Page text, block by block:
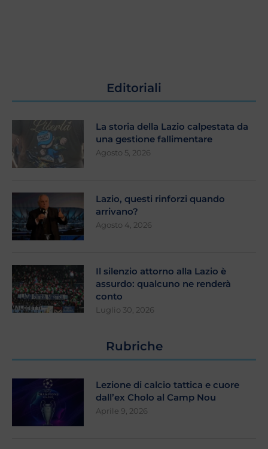
Editoriali
La storia della Lazio calpestata da
una gestione fallimentare
Agosto 5, 2026
Lazio, questi rinforzi quando
arrivano?
Agosto 4, 2026
Il silenzio attorno alla Lazio è
assurdo: qualcuno ne renderà
conto
Luglio 30, 2026
Rubriche
Lezione di calcio tattica e cuore
dall’ex Cholo al Camp Nou
Aprile 9, 2026